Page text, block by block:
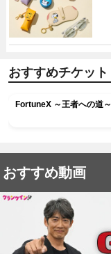
おすすめチケット
FortuneX ～王者への道～
おすすめ動画